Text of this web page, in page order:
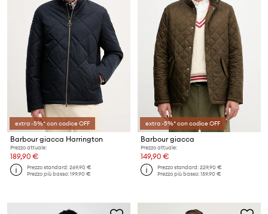
extra -5%* con codice OFF
Barbour giacca Harrington
Prezzo attuale:
189,90 €
Prezzo standard:269,90 €
Prezzo più basso:199,90 €
extra -5%* con codice OFF
Barbour giacca
Prezzo attuale:
149,90 €
Prezzo standard:229,90 €
Prezzo più basso:159,90 €